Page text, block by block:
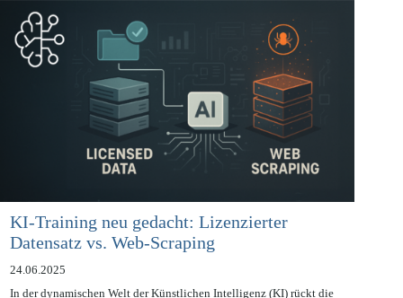
Europäische Union hat…
KI-Training neu gedacht: Lizenzierter
Datensatz vs. Web-Scraping
24.06.2025